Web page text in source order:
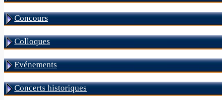
Concours
Colloques
Evénements
Concerts historiques